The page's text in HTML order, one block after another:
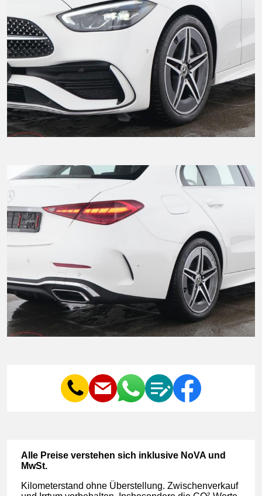
Al­le Prei­se ver­ste­hen sich in­klu­si­ve No­VA und
MwSt.
Ki­lo­me­ter­stand oh­ne Über­stel­lung. Zwi­schen­ver­kauf